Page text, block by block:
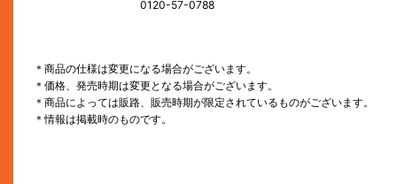
0120-57-0788
＊商品の仕様は変更になる場合がございます。
＊価格、発売時期は変更となる場合がございます。
＊商品によっては販路、販売時期が限定されているものがございます。
＊情報は掲載時のものです。